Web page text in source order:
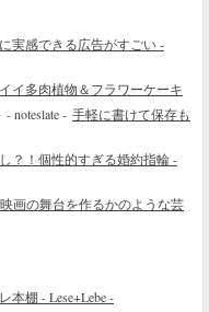
実感できる広告がすごい -
イ多肉植物＆フラワーケーキ
手軽に書けて保存も
？！個性的すぎる婚約指輪 -
画の舞台を作るかのような芸
本棚 - Lese+Lebe -